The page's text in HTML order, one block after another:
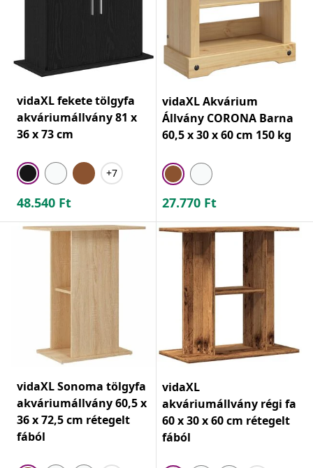
vidaXL fekete tölgyfa
akváriumállvány 81 x
36 x 73 cm
+7
48.540 Ft
vidaXL Akvárium
Állvány CORONA Barna
60,5 x 30 x 60 cm 150 kg
27.770 Ft
vidaXL Sonoma tölgyfa
akváriumállvány 60,5 x
36 x 72,5 cm rétegelt
fából
vidaXL
akváriumállvány régi fa
60 x 30 x 60 cm rétegelt
fából